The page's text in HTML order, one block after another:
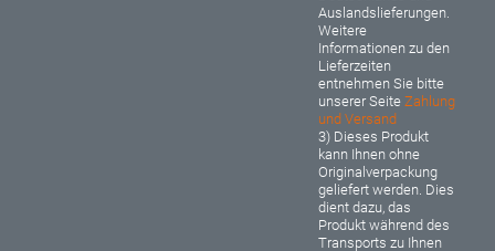
Auslandslieferungen.
Weitere
Informationen zu den
Lieferzeiten
entnehmen Sie bitte
unserer SeiteZahlung
und Versand
3) Dieses Produkt
kann Ihnen ohne
Originalverpackung
geliefert werden. Dies
dient dazu, das
Produkt während des
Transports zu Ihnen